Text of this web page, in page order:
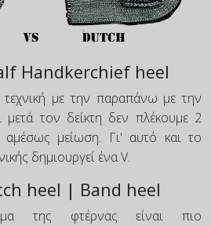
Handkerchief heel
τεχνική με την παραπάνω με την
τον δείκτη δεν πλέκουμε 2
αμέσως μείωση. Γι' αυτό και το
δημιουργεί ένα V.
heel | Band heel
της φτέρνας είναι πιο